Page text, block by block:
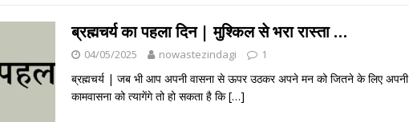
ब्रह्मचर्य का पहला दिन | मुश्किल से भरा रास्ता …
04/05/2025 nowastezindagi 1
ब्रह्मचर्य | जब भी आप अपनी वासना से ऊपर उठकर अपने मन को जितने के लिए अपनी
कामवासना को त्यागेंगे तो हो सकता है कि[…]